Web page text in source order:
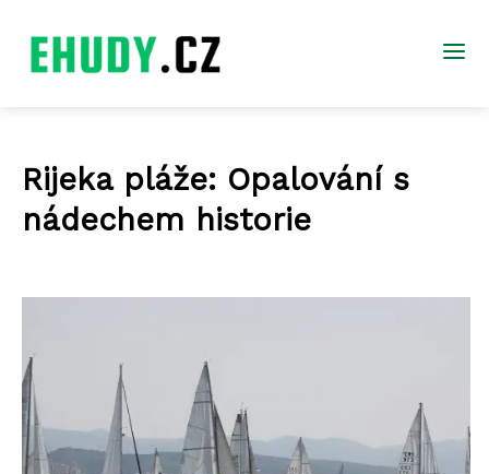
Rijeka pláže: Opalování s
nádechem historie